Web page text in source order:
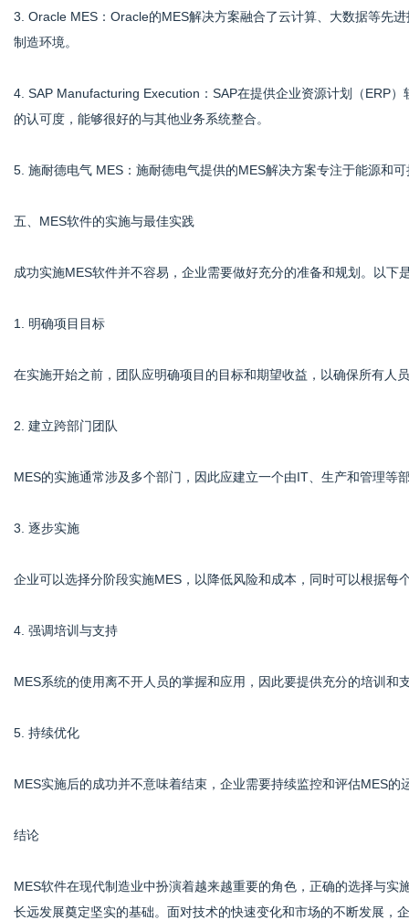
3. Oracle MES：Oracle的MES解决方案融合了云计算、大数据等先
制造环境。
4. SAP Manufacturing Execution：SAP在提供企业资源计划（ERP
的认可度，能够很好的与其他业务系统整合。
5. 施耐德电气 MES：施耐德电气提供的MES解决方案专注于能源和
五、MES软件的实施与最佳实践
成功实施MES软件并不容易，企业需要做好充分的准备和规划。以下
1. 明确项目目标
在实施开始之前，团队应明确项目的目标和期望收益，以确保所有人
2. 建立跨部门团队
MES的实施通常涉及多个部门，因此应建立一个由IT、生产和管理等
3. 逐步实施
企业可以选择分阶段实施MES，以降低风险和成本，同时可以根据每
4. 强调培训与支持
MES系统的使用离不开人员的掌握和应用，因此要提供充分的培训和
5. 持续优化
MES实施后的成功并不意味着结束，企业需要持续监控和评估MES
结论
MES软件在现代制造业中扮演着越来越重要的角色，正确的选择与
长远发展奠定坚实的基础。面对技术的快速变化和市场的不断发展，